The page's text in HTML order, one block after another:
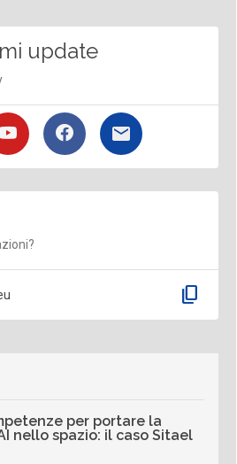
update
content_copy
per portare la
nello spazio: il caso Sitael